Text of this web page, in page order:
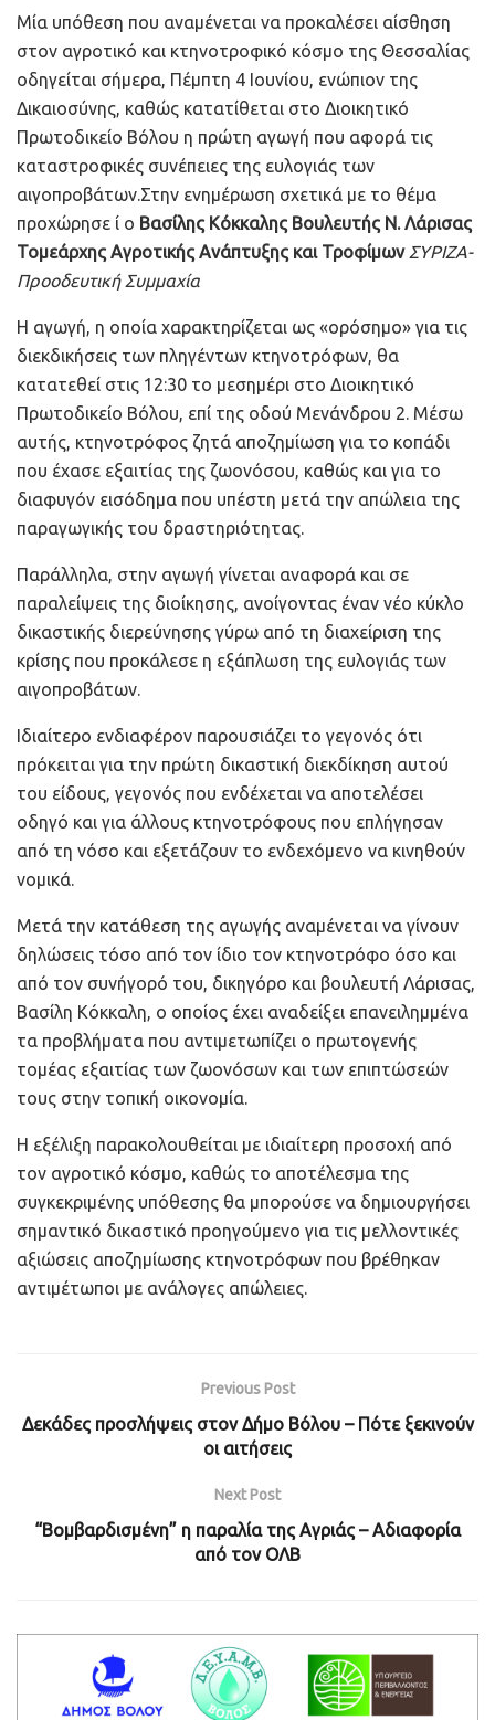
Μία υπόθεση που αναμένεται να προκαλέσει αίσθηση
στον αγροτικό και κτηνοτροφικό κόσμο της Θεσσαλίας
οδηγείται σήμερα, Πέμπτη 4 Ιουνίου, ενώπιον της
Δικαιοσύνης, καθώς κατατίθεται στο Διοικητικό
Πρωτοδικείο Βόλου η πρώτη αγωγή που αφορά τις
καταστροφικές συνέπειες της ευλογιάς των
αιγοπροβάτων.Στην ενημέρωση σχετικά με το θέμα
προχώρησε ί ο Βασίλης Κόκκαλης Βουλευτής Ν. Λάρισας
Τομεάρχης Αγροτικής Ανάπτυξης και Τροφίμων ΣΥΡΙΖΑ-
Προοδευτική Συμμαχία
Η αγωγή, η οποία χαρακτηρίζεται ως «ορόσημο» για τις
διεκδικήσεις των πληγέντων κτηνοτρόφων, θα
κατατεθεί στις 12:30 το μεσημέρι στο Διοικητικό
Πρωτοδικείο Βόλου, επί της οδού Μενάνδρου 2. Μέσω
αυτής, κτηνοτρόφος ζητά αποζημίωση για το κοπάδι
που έχασε εξαιτίας της ζωονόσου, καθώς και για το
διαφυγόν εισόδημα που υπέστη μετά την απώλεια της
παραγωγικής του δραστηριότητας.
Παράλληλα, στην αγωγή γίνεται αναφορά και σε
παραλείψεις της διοίκησης, ανοίγοντας έναν νέο κύκλο
δικαστικής διερεύνησης γύρω από τη διαχείριση της
κρίσης που προκάλεσε η εξάπλωση της ευλογιάς των
αιγοπροβάτων.
Ιδιαίτερο ενδιαφέρον παρουσιάζει το γεγονός ότι
πρόκειται για την πρώτη δικαστική διεκδίκηση αυτού
του είδους, γεγονός που ενδέχεται να αποτελέσει
οδηγό και για άλλους κτηνοτρόφους που επλήγησαν
από τη νόσο και εξετάζουν το ενδεχόμενο να κινηθούν
νομικά.
Μετά την κατάθεση της αγωγής αναμένεται να γίνουν
δηλώσεις τόσο από τον ίδιο τον κτηνοτρόφο όσο και
από τον συνήγορό του, δικηγόρο και βουλευτή Λάρισας,
Βασίλη Κόκκαλη, ο οποίος έχει αναδείξει επανειλημμένα
τα προβλήματα που αντιμετωπίζει ο πρωτογενής
τομέας εξαιτίας των ζωονόσων και των επιπτώσεών
τους στην τοπική οικονομία.
Η εξέλιξη παρακολουθείται με ιδιαίτερη προσοχή από
τον αγροτικό κόσμο, καθώς το αποτέλεσμα της
συγκεκριμένης υπόθεσης θα μπορούσε να δημιουργήσει
σημαντικό δικαστικό προηγούμενο για τις μελλοντικές
αξιώσεις αποζημίωσης κτηνοτρόφων που βρέθηκαν
αντιμέτωποι με ανάλογες απώλειες.
Previous Post
Δεκάδες προσλήψεις στον Δήμο Βόλου – Πότε ξεκινούν
οι αιτήσεις
Next Post
“Βομβαρδισμένη” η παραλία της Αγριάς – Αδιαφορία
από τον ΟΛΒ